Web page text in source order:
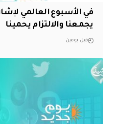
في الأسبوع العالمي
يجمعنا والالتزام يحمينا
قبل يومين